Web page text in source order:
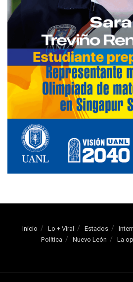
Inicio Lo + Viral Estados
Política
Nuevo León La